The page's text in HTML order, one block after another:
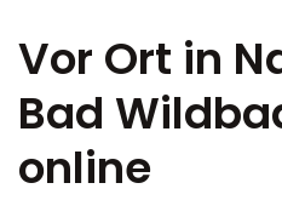
Vor Ort in
Bad
online